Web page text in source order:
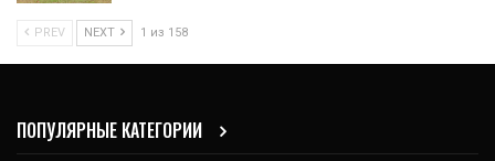
PREV NEXT 1 из 158
ПОПУЛЯРНЫЕ КАТЕГОРИИ